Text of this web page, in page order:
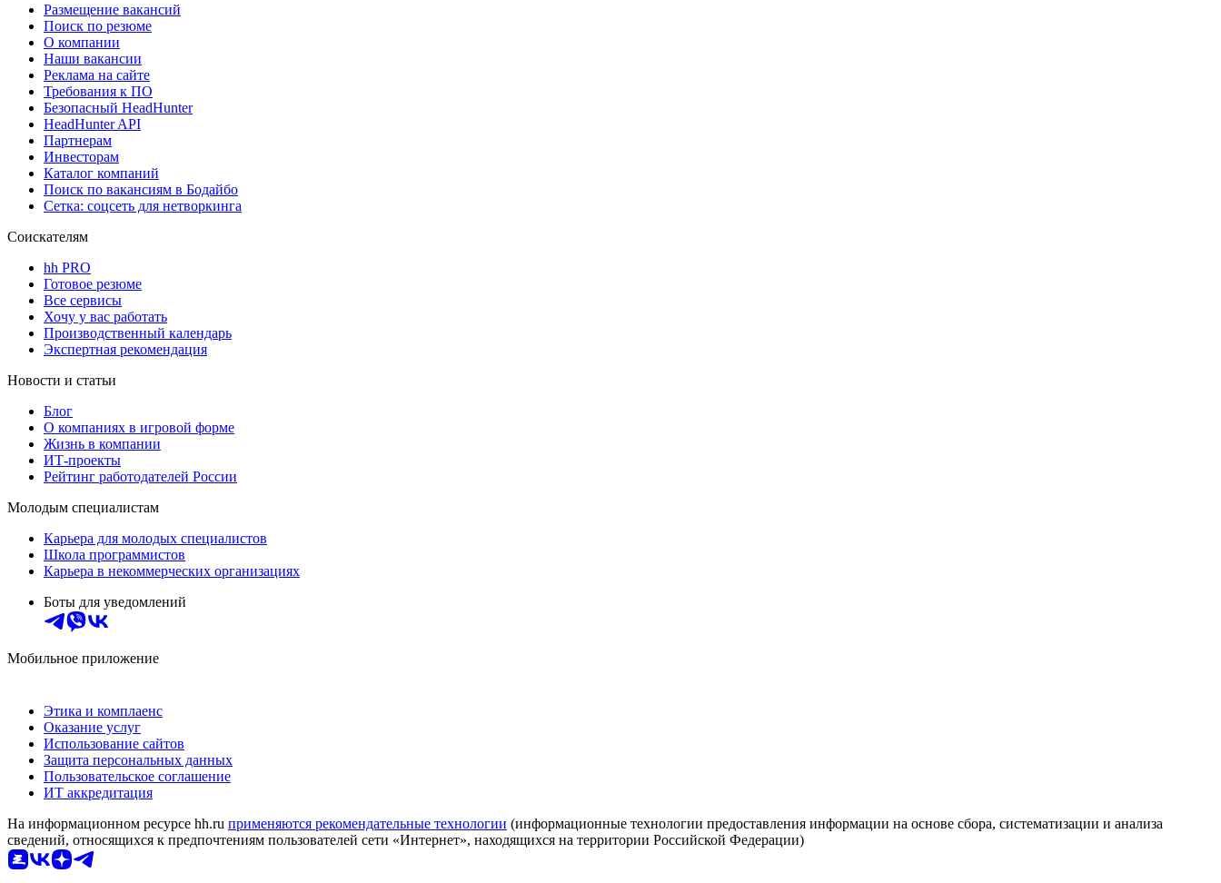
Размещение вакансий
Поиск по резюме
О компании
Наши вакансии
Реклама на сайте
Требования к ПО
Безопасный HeadHunter
HeadHunter API
Партнерам
Инвесторам
Каталог компаний
Поиск по вакансиям в Бодайбо
Сетка: соцсеть для нетворкинга
Соискателям
hh PRO
Готовое резюме
Все сервисы
Хочу у вас работать
Производственный календарь
Экспертная рекомендация
Новости и статьи
Блог
О компаниях в игровой форме
Жизнь в компании
ИТ-проекты
Рейтинг работодателей России
Молодым специалистам
Карьера для молодых специалистов
Школа программистов
Карьера в некоммерческих организациях
Боты для уведомлений
Мобильное приложение
Этика и комплаенс
Оказание услуг
Использование сайтов
Защита персональных данных
Пользовательское соглашение
ИТ аккредитация
На информационном ресурсе hh.ru применяются рекомендательные технологии (информационные технологии предоставления информации на основе сбора, систематизации и анализа
сведений, относящихся к предпочтениям пользователей сети «Интернет», находящихся на территории Российской Федерации)